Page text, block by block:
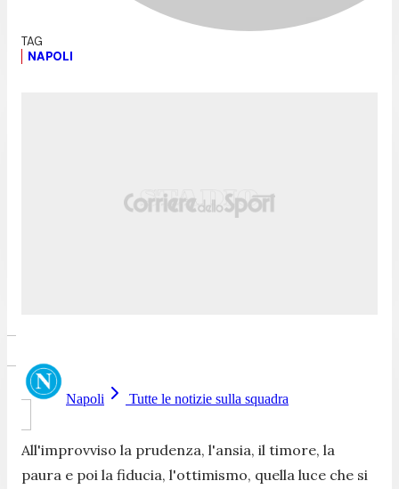
NAPOLI
Napoli Tutte le notizie sulla squadra
All'improvviso la prudenza, l'ansia, il timore, la
paura e poi la fiducia, l'ottimismo, quella luce che si